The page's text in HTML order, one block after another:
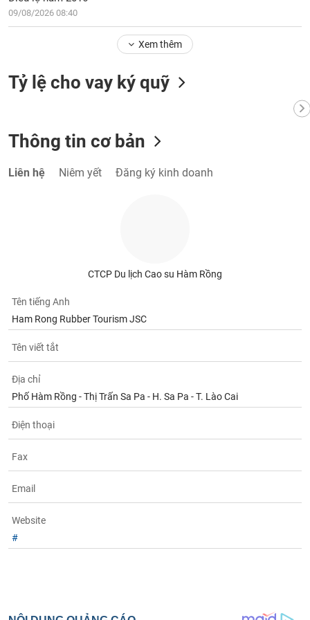
09/08/2026 08:40
Xem thêm
Tỷ lệ cho vay ký quỹ
Thông tin cơ bản
Liên hệ Niêm yết Đăng ký kinh doanh
CTCP Du lịch Cao su Hàm Rồng
Tên tiếng Anh
Ham Rong Rubber Tourism JSC
Tên viết tắt
Địa chỉ
Phố Hàm Rồng - Thị Trấn Sa Pa - H. Sa Pa - T. Lào Cai
Điện thoại
Fax
Email
Website
#
VỤ
TRUYỀN
Tất cả Cổ phiếu Chỉ số
Lãnh
đạo
(-)
Tất cả Người nội bộ Người liên quan
Tin
(-)
Bài
viết
của
tác
giả
cáo